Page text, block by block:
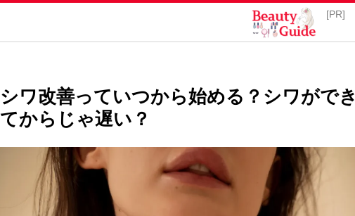
シワ改善っていつから始める？シワができ
てからじゃ遅い？